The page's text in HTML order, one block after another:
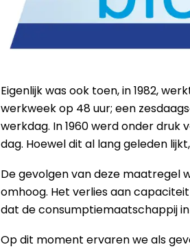
Eigenlijk was ook toen, in 1982,
werkweek op 48 uur; een
werkdag. In 1960 werd onder
dag. Hoewel dit al lang geleden
De gevolgen van deze maatregel
omhoog. Het verlies aan
dat de consumptiemaatschappij
Op dit moment ervaren we als